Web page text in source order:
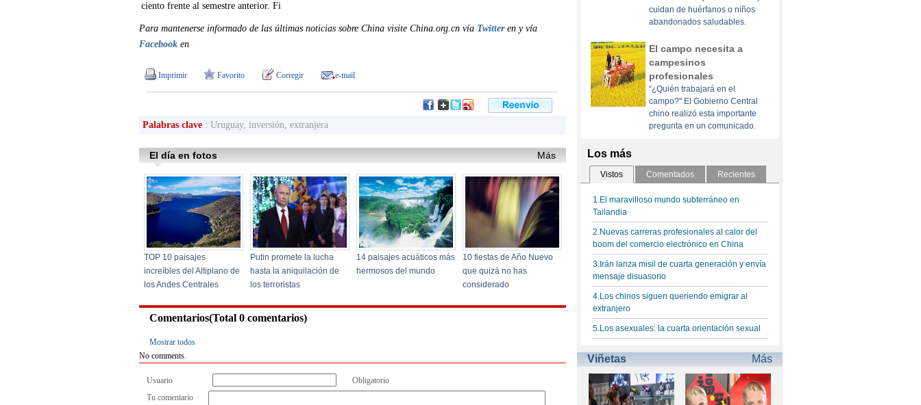
ciento frente al semestre anterior. Fi
Para mantenerse informado de las últimas noticias sobre China visite China.org.cn vía Twitteren y vía
Facebooken
Imprimir Favorito Corregir e-mail
Palabras clave: Uruguay, inversión, extranjera
Comentarios(Total 0comentarios)
Mostrar todos
No comments.
Usuario
Obligatorio
Tu comentario